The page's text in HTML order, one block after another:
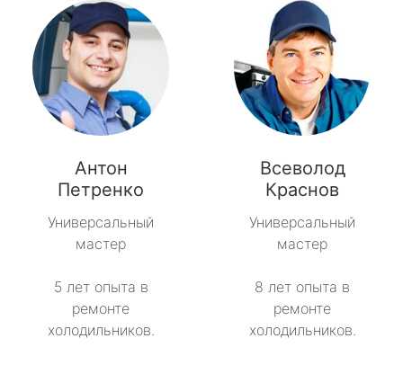
Антон
Петренко
Универсальный
мастер
5 лет опыта в
ремонте
холодильников.
Всеволод
Краснов
Универсальный
мастер
8 лет опыта в
ремонте
холодильников.